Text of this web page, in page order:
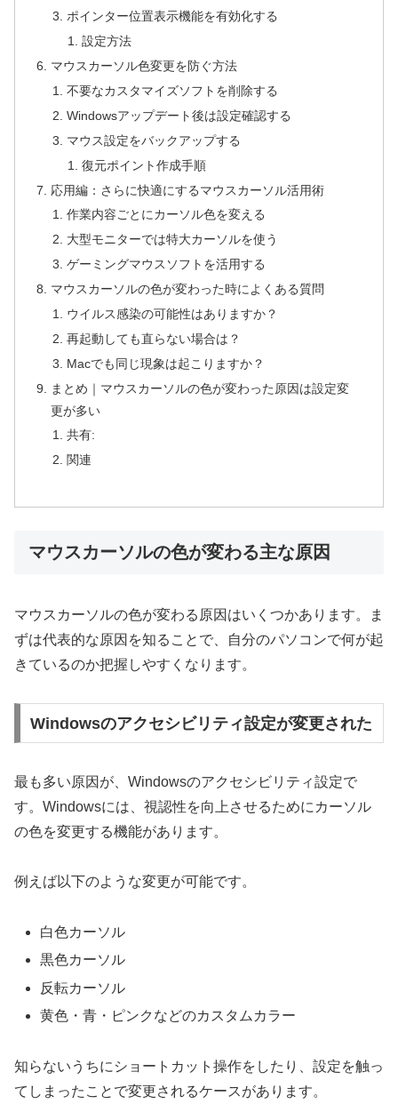
ポインター位置表示機能を有効化する
設定方法
マウスカーソル色変更を防ぐ方法
不要なカスタマイズソフトを削除する
Windowsアップデート後は設定確認する
マウス設定をバックアップする
復元ポイント作成手順
応用編：さらに快適にするマウスカーソル活用術
作業内容ごとにカーソル色を変える
大型モニターでは特大カーソルを使う
ゲーミングマウスソフトを活用する
マウスカーソルの色が変わった時によくある質問
ウイルス感染の可能性はありますか？
再起動しても直らない場合は？
Macでも同じ現象は起こりますか？
まとめ｜マウスカーソルの色が変わった原因は設定変
更が多い
共有:
関連
マウスカーソルの色が変わる主な原因
マウスカーソルの色が変わる原因はいくつかあります。ま
ずは代表的な原因を知ることで、自分のパソコンで何が起
きているのか把握しやすくなります。
Windowsのアクセシビリティ設定が変更された
最も多い原因が、Windowsのアクセシビリティ設定で
す。Windowsには、視認性を向上させるためにカーソル
の色を変更する機能があります。
例えば以下のような変更が可能です。
白色カーソル
黒色カーソル
反転カーソル
黄色・青・ピンクなどのカスタムカラー
知らないうちにショートカット操作をしたり、設定を触っ
てしまったことで変更されるケースがあります。